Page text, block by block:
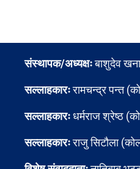
संस्थापक/अध्यक्षःबाशुदेव
सल्लाहकारःरामचन्द्र पन्त
सल्लाहकारःधर्मराज श्रेष्ठ
सल्लाहकारःराजु सिटौला